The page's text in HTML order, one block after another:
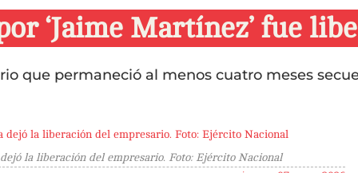
‘Jaime Martínez’ fue
que permaneció al menos cuatro meses
la liberación del empresario. Foto: Ejército Nacional